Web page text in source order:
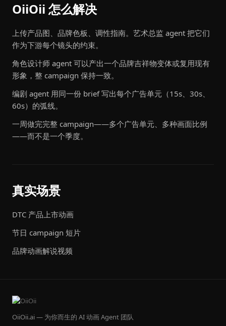
OiiOii 怎么解决
上传产品图、品牌色板、调性指南。艺术总监 agent 把它们
作为下游每个镜头的约束。
角色设计师 agent 可以产出一个品牌吉祥物变体或复用现有
形象，整 campaign 保持一致。
编剧 agent 用同一份 brief 写出每个广告单元（15s、30s、
60s）的弧线。
一周做完完整 campaign——多个广告单元、多种画面比例
——而不是一个季度。
真实场景
DTC 产品上市动画
节日 campaign 短片
品牌动画解说视频
OiiOii.ai — 为你而生的 AI 动画 Agent 团队